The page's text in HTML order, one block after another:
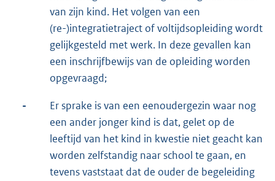
van zijn kind. Het volgen van een
(re-)integratietraject of voltijdsopleiding wordt
gelijkgesteld met werk. In deze gevallen kan
een inschrijfbewijs van de opleiding worden
opgevraagd;
-
Er sprake is van een eenoudergezin waar nog
een ander jonger kind is dat, gelet op de
leeftijd van het kind in kwestie niet geacht kan
worden zelfstandig naar school te gaan, en
tevens vaststaat dat de ouder de begeleiding